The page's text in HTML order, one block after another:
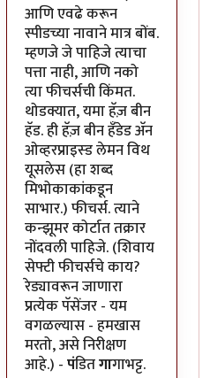
आणि एवढे करून
स्पीडच्या नावाने मात्र बोंब.
म्हणजे जे पाहिजे त्याचा
पत्ता नाही, आणि नको
त्या फीचर्सची किंमत.
थोडक्यात, यमा हॅज़ बीन
हॅड. ही हॅज़ बीन हँडेड अ‍ॅन
ओव्हरप्राइस्ड लेमन विथ
यूसलेस (हा शब्द
मिभोकाकांकडून
साभार.) फीचर्स. त्याने
कन्झूमर कोर्टात तक्रार
नोंदवली पाहिजे. (शिवाय
सेफ्टी फीचर्सचे काय?
रेड्यावरून जाणारा
प्रत्येक पॅसेंजर - यम
वगळल्यास - हमखास
मरतो, असे निरीक्षण
आहे.) -पंडितगागाभट्ट.